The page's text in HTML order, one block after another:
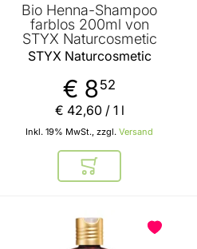
Bio Henna-Shampoo
farblos 200ml von
STYX Naturcosmetic
STYX Naturcosmetic
€ 852
Inkl. 19% MwSt., zzgl. Versand
€ 42,60/ 1 l
In den Warenkorb